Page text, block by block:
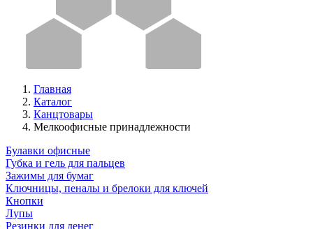
Главная
Каталог
Канцтовары
Мелкоофисные принадлежности
Булавки офисные
Губка и гель для пальцев
Зажимы для бумаг
Ключницы, пеналы и брелоки для ключей
Кнопки
Лупы
Резинки для денег